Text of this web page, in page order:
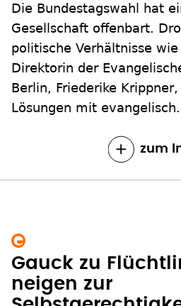
Die Bundestagswahl hat
Gesellschaft offenbart.
politische Verhältnisse
Direktorin der
Berlin, Friederike
Lösungen mit
zum
Gauck zu
neigen zur